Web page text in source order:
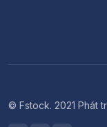
© Fstock. 2021 Phát